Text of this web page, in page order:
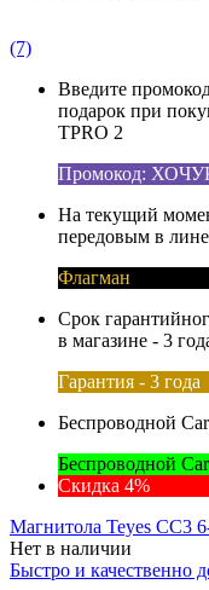
(7)
Введите
подарок при
TPRO 2
Промокод:
На текущий
передовым в
Флагман
Срок
в магазине - 3
Гарантия - 3 года
Беспроводной
Беспроводной
Скидка 4%
Магнитола Teyes CC3
Нет в наличии
Быстро и качественно